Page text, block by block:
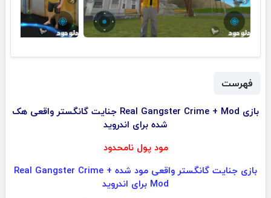
فهرست
بازی Real Gangster Crime + Mod جنایت گانگستر واقعی هک
شده برای اندروید
مود پول نامحدود
بازی جنایت گانگستر واقعی مود شده Real Gangster Crime +
Mod برای اندروید